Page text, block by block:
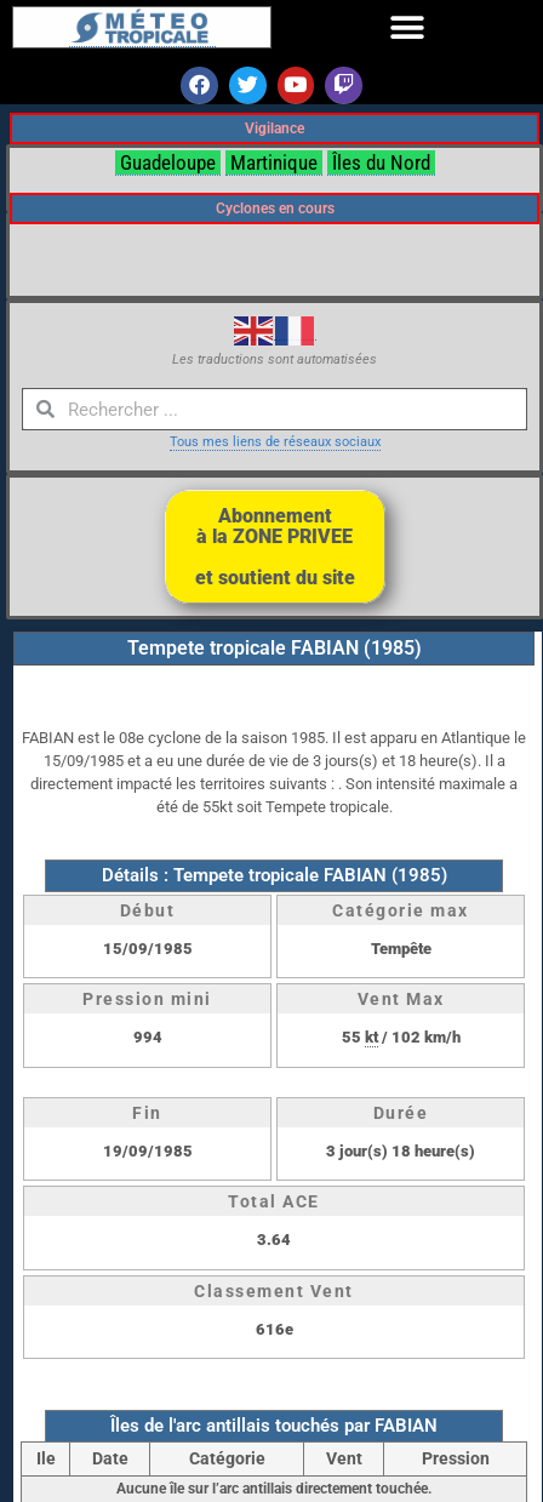
Vigilance
Guadeloupe Martinique Îles du Nord
Cyclones en cours
Les traductions sont automatisées
Tous mes liens de réseaux sociaux
Abonnement
à la ZONE PRIVEE
et soutient du site
Tempete tropicale FABIAN (1985)
FABIAN est le 08e cyclone de la saison 1985. Il est apparu en Atlantique le
15/09/1985 et a eu une durée de vie de 3 jours(s) et 18 heure(s). Il a
directement impacté les territoires suivants : . Son intensité maximale a
été de 55kt soit Tempete tropicale.
Détails : Tempete tropicale FABIAN (1985)
Début
15/09/1985
Catégorie max
Tempête
Pression mini
994
Vent Max
55 kt/ 102 km/h
Fin
19/09/1985
Durée
3 jour(s) 18 heure(s)
Total ACE
3.64
Classement Vent
616e
Îles de l'arc antillais touchés par FABIAN
Ile Date Catégorie Vent Pression
Aucune île sur l’arc antillais directement touchée.